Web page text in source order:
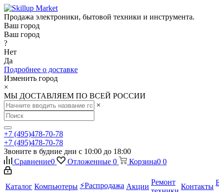
Продажа электроники, бытовой техники и инструмента.
Ваш город
Ваш город
?
Нет
Да
Подробнее о доставке
Изменить город
×
МЫ ДОСТАВЛЯЕМ ПО ВСЕЙ РОССИИ
×
+7 (495)478-70-78
+7 (495)478-70-78
Звоните в будние дни с 10:00 до 18:00
Сравнение0 Отложенные 0 Корзина0 0
Каталог Компьютеры ⚡️Распродажа Акции
Ремонт
Контакты